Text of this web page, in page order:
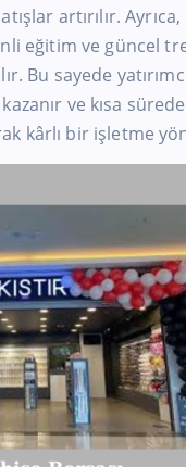
artırılır.
eğitim ve güncel
Bu sayede
ve kısa
kârlı bir işletme